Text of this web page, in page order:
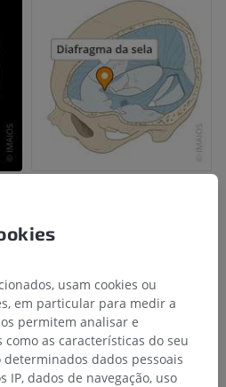
usam cookies ou
em particular para medir a
permitem analisar e
as características do seu
dados pessoais
IP, dados de navegação, uso